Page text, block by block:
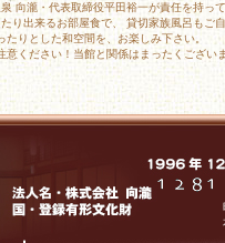
向瀧・代表取締役平田裕一が責任を持っ
出来るお部屋食で、 貸切家族風呂もご
りとした和空間を、お楽しみ下さい。
ください！当館と関係はまったくござい